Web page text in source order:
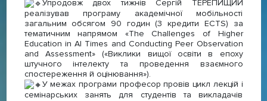
Упродовж двох тижнів Сергій ТЕРЕПИЩИЙ
реалізував програму академічної мобільності
загальним обсягом 90 годин (3 кредити ECTS) за
тематичним напрямом «The Challenges of Higher
Education in AI Times and Conducting Peer Observation
and Assessment» («Виклики вищої освіти в епоху
штучного інтелекту та проведення взаємного
спостереження й оцінювання»).
У межах програми професор провів цикл лекцій і
семінарських занять для студентів та викладачів